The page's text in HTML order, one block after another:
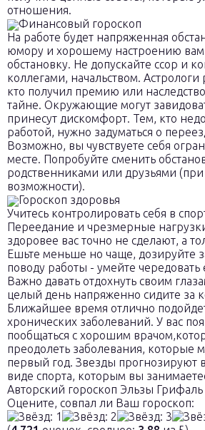
отношения.
Финансовый гороскоп
На работе будет напряженная
юмору и хорошему настроению вам
обстановку. Не допускайте ссор и
коллегами, начальством.
кто получил премию или
тайне. Окружающие могут
принесут дискомфорт. Тем, кто
работой, нужно задуматься о
Возможно, вы чувствуете себя
месте. Попробуйте сменить
родственниками или друзьями
возможности).
Гороскоп здоровья
Учитесь контролировать себя в
Переедание и чрезмерные
здоровее вас точно не сделают, а
Ешьте меньше но чаще, дозируйте
поводу работы - умейте чередовать
Важно давать отдохнуть своим
целый день напряженно сидите за
Ближайшее время отлично
хронических заболеваний. У вас
пообщаться с хорошим
преодолеть заболевания, которые
первый год. Звезды прогнозируют
виде спорта, которым вы
Авторский гороскоп Эльзы
Оцените, совпал ли Ваш гороскоп: